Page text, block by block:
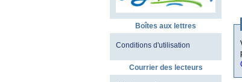
Boîtes aux lettres
Conditions d'utilisation
Courrier des lecteurs